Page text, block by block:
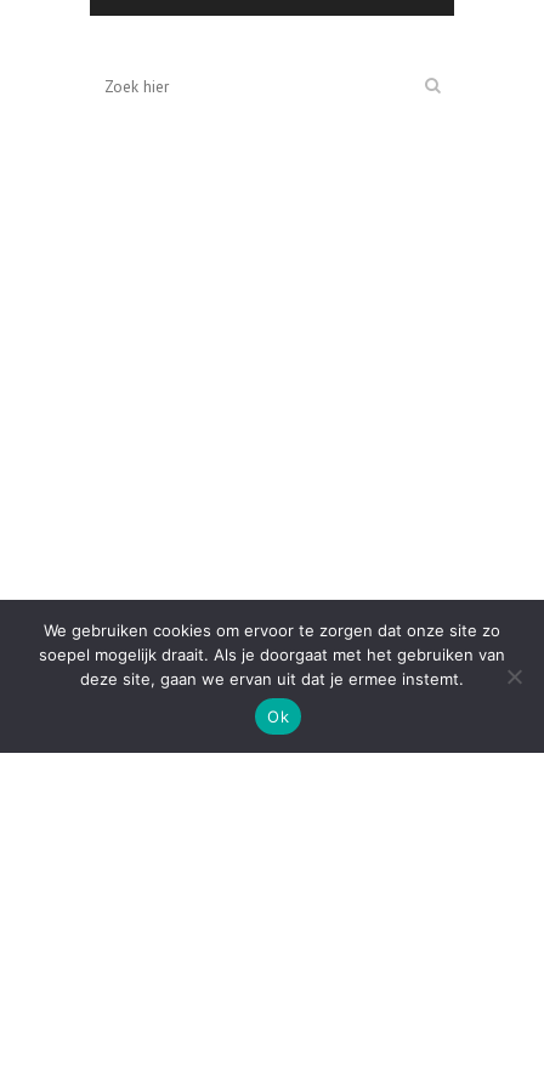
We gebruiken cookies om ervoor te zorgen dat onze site zo
soepel mogelijk draait. Als je doorgaat met het gebruiken van
deze site, gaan we ervan uit dat je ermee instemt.
Ok